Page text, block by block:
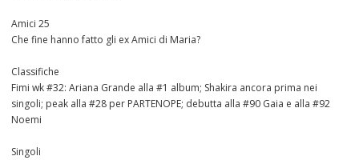
Amici 25
Che fine hanno fatto gli ex Amici di Maria?
Classifiche
Fimi wk #32: Ariana Grande alla #1 album; Shakira ancora prima nei
singoli; peak alla #28 per PARTENOPE; debutta alla #90 Gaia e alla #92
Noemi
Singoli